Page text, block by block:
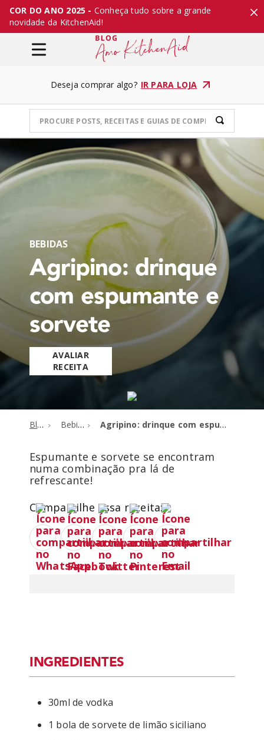
COR DO ANO 2025 - Conheça tudo sobre a grande
novidade da KitchenAid!
Deseja comprar algo? IR PARA LOJA
BEBIDAS
Agripino: drinque
com espumante e
sorvete
AVALIAR
RECEITA
Blog Bebidas Agripino: drinque com espumante e sorvete
Espumante e sorvete se encontram
numa combinação pra lá de
refrescante!
Compartilhe essa receita:
INGREDIENTES
30ml de vodka
1 bola de sorvete de limão siciliano